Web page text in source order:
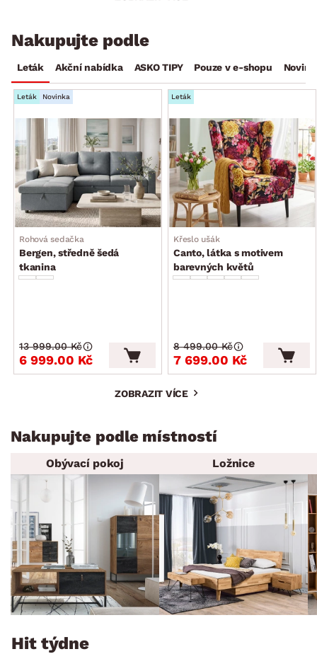
Nakupujte podle
Leták Akční nabídka ASKO TIPY Pouze v e-shopu
Leták Novinka
Rohová sedačka
Bergen, středně šedá
tkanina
6 999.00 Kč
13 999.00 Kč
Leták
Křeslo ušák
Canto, látka s motivem
barevných květů
7 699.00 Kč
8 499.00 Kč
ZOBRAZIT VÍCE
Nakupujte podle místností
Obývací pokoj Ložnice
Hit týdne